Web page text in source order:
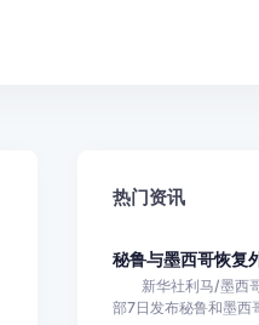
热门资讯
秘鲁与墨西哥恢复
新华社利马/墨西哥
部7日发布秘鲁和墨西